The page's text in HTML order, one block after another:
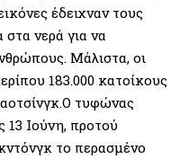
έδειχναν τους
νερά για να
Μάλιστα, οι
183.000 κατοίκους
τυφώνας
13 Ιούνη, προτού
το περασμένο